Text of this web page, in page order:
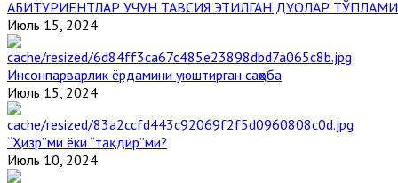
АБИТУРИЕНТЛАР УЧУН ТАВСИЯ ЭТИЛГАН ДУОЛАР ТЎПЛАМИ
Июль 15, 2024
Инсонпарварлик ёрдамини уюштирган саҳоба
Июль 15, 2024
“Ҳизр”ми ёки “тақдир”ми?
Июль 10, 2024